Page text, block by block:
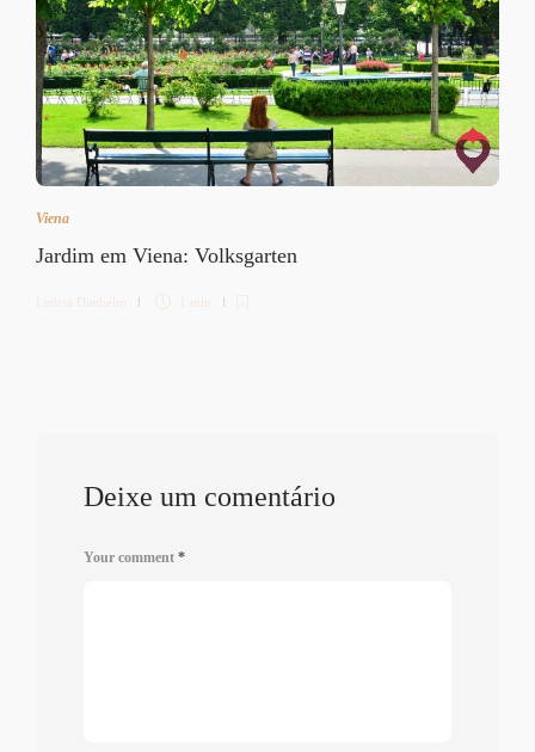
Viena
Jardim em Viena: Volksgarten
Letícia Diethelm 1 min
Deixe um comentário
Your comment *